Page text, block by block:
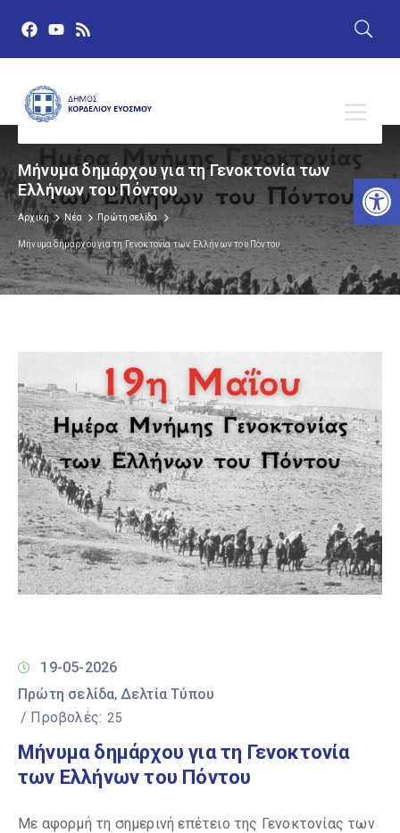
Μήνυμα δημάρχου για τη Γενοκτονία των
Ελλήνων του Πόντου
Αρχική Νέα Πρώτη σελίδα
Μήνυμα δημάρχου για τη Γενοκτονία των Ελλήνων του Πόντου
19-05-2026
Πρώτη σελίδα‚ Δελτία Τύπου
/ Προβολές: 25
Μήνυμα δημάρχου για τη Γενοκτονία
των Ελλήνων του Πόντου
Με αφορμή τη σημερινή επέτειο της Γενοκτονίας των